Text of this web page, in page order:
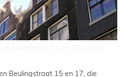
Beulingstraat 15 en 17, die